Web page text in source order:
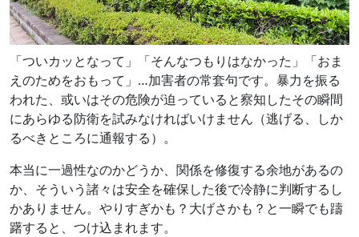
「ついカッとなって」「そんなつもりはなかった」「おま
えのためをおもって」…加害者の常套句です。暴力を振る
われた、或いはその危険が迫っていると察知したその瞬間
にあらゆる防衛を試みなければいけません（逃げる、しか
るべきところに通報する）。
本当に一過性なのかどうか、関係を修復する余地があるの
か、そういう諸々は安全を確保した後で冷静に判断するし
かありません。やりすぎかも？大げさかも？と一瞬でも躊
躇すると、つけ込まれます。